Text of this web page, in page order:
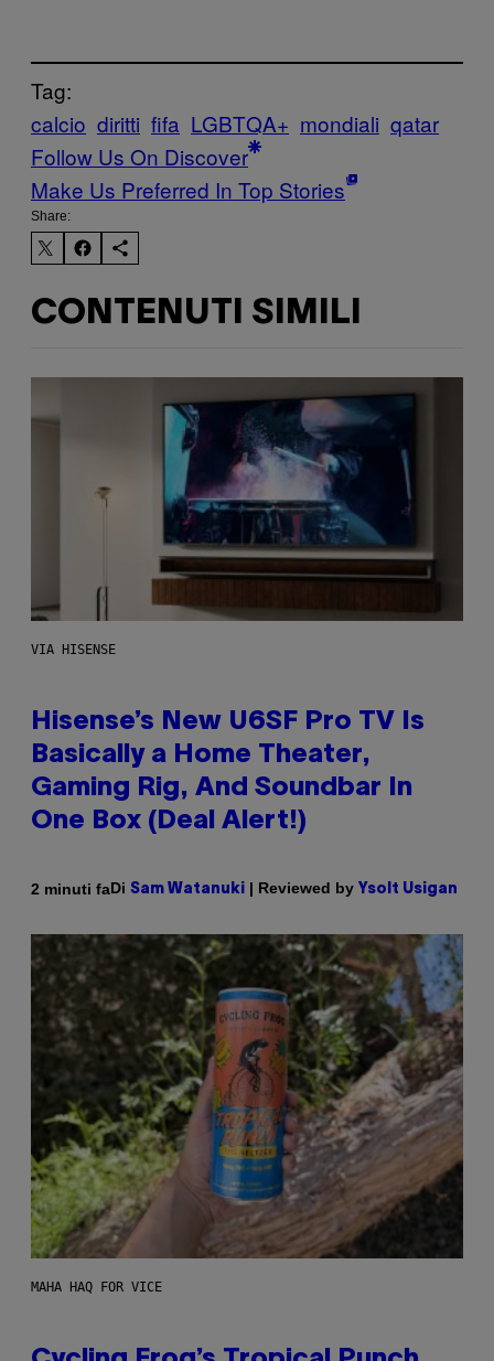
Tag:
calcio diritti fifa LGBTQA+ mondiali qatar
Follow Us On Discover
Make Us Preferred In Top Stories
Share:
CONTENUTI SIMILI
VIA HISENSE
Hisense’s New U6SF Pro TV Is
Basically a Home Theater,
Gaming Rig, And Soundbar In
One Box (Deal Alert!)
2 minuti faDi Sam Watanuki | Reviewed by Ysolt Usigan
MAHA HAQ FOR VICE